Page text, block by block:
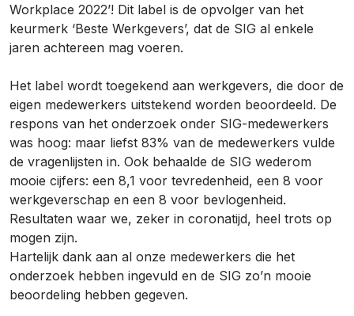
Workplace 2022’! Dit label is de opvolger van het
keurmerk ‘Beste Werkgevers’, dat de SIG al enkele
jaren achtereen mag voeren.
Het label wordt toegekend aan werkgevers, die door de
eigen medewerkers uitstekend worden beoordeeld. De
respons van het onderzoek onder SIG-medewerkers
was hoog: maar liefst 83% van de medewerkers vulde
de vragenlijsten in. Ook behaalde de SIG wederom
mooie cijfers: een 8,1 voor tevredenheid, een 8 voor
werkgeverschap en een 8 voor bevlogenheid.
Resultaten waar we, zeker in coronatijd, heel trots op
mogen zijn.
Hartelijk dank aan al onze medewerkers die het
onderzoek hebben ingevuld en de SIG zo’n mooie
beoordeling hebben gegeven.